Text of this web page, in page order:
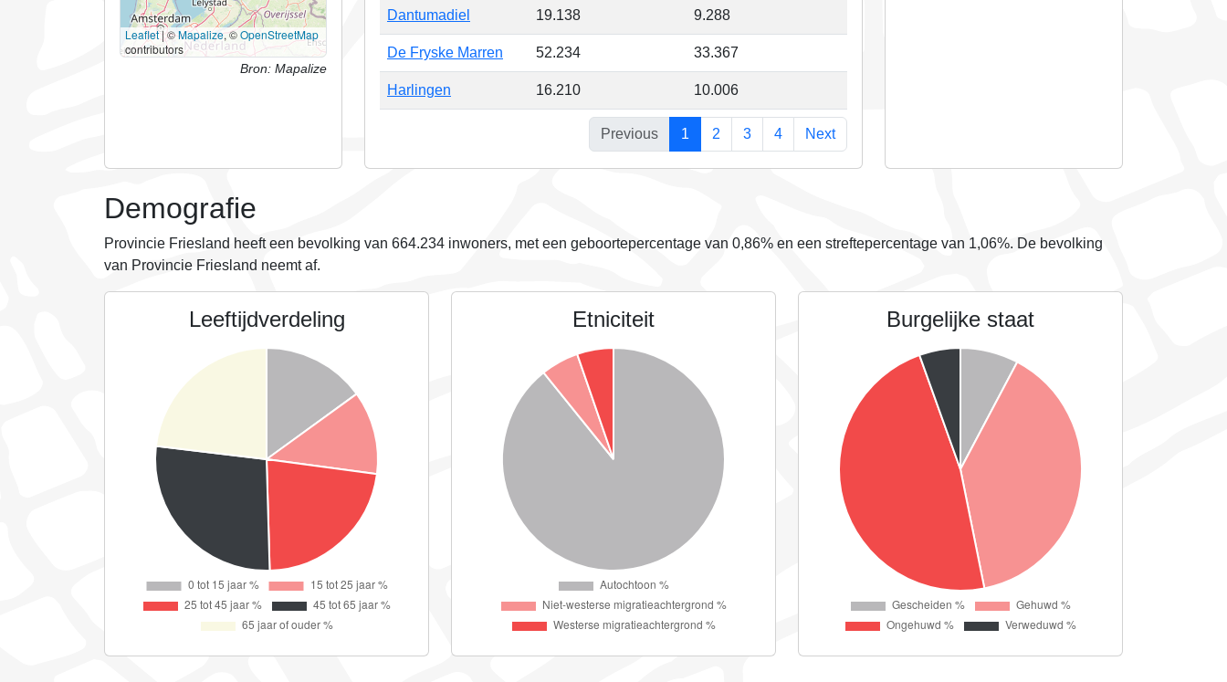
Leaflet|©Mapalize, ©OpenStreetMap
contributors
Bron: Mapalize
Dantumadiel 19.138 9.288
De Fryske Marren 52.234 33.367
Harlingen 16.210 10.006
Previous 1 2 3 4 Next
Demografie
Provincie Friesland heeft een bevolking van 664.234 inwoners, met een geboortepercentage van 0,86% en een streftepercentage van 1,06%. De bevolking
van Provincie Friesland neemtaf.
Leeftijdverdeling Etniciteit Burgelijke staat